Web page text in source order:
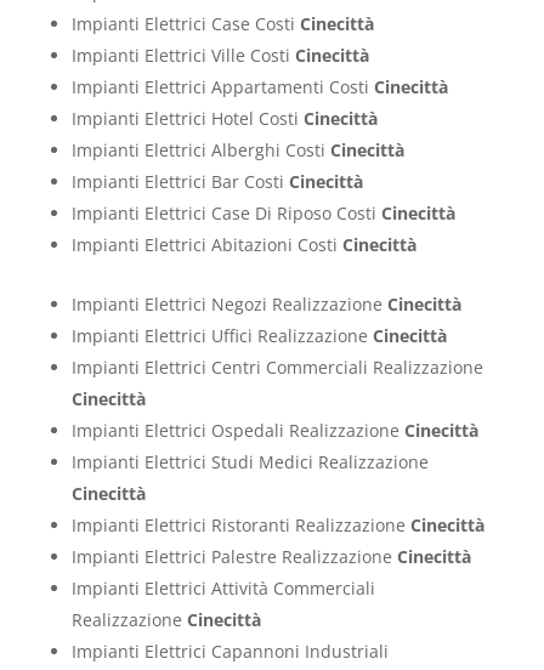
Impianti Elettrici Case Costi Cinecittà
Impianti Elettrici Ville Costi Cinecittà
Impianti Elettrici Appartamenti Costi Cinecittà
Impianti Elettrici Hotel Costi Cinecittà
Impianti Elettrici Alberghi Costi Cinecittà
Impianti Elettrici Bar Costi Cinecittà
Impianti Elettrici Case Di Riposo Costi Cinecittà
Impianti Elettrici Abitazioni Costi Cinecittà
Impianti Elettrici Negozi Realizzazione Cinecittà
Impianti Elettrici Uffici Realizzazione Cinecittà
Impianti Elettrici Centri Commerciali Realizzazione
Cinecittà
Impianti Elettrici Ospedali Realizzazione Cinecittà
Impianti Elettrici Studi Medici Realizzazione
Cinecittà
Impianti Elettrici Ristoranti Realizzazione Cinecittà
Impianti Elettrici Palestre Realizzazione Cinecittà
Impianti Elettrici Attività Commerciali
Realizzazione Cinecittà
Impianti Elettrici Capannoni Industriali